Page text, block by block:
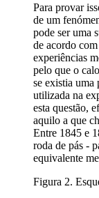
Para provar
de um
pode ser uma
de acordo
experiências
pelo que o
se existia uma
utilizada na
esta questão,
aquilo a que
Entre 1845 e
roda de pás -
equivalente
Figura 2.